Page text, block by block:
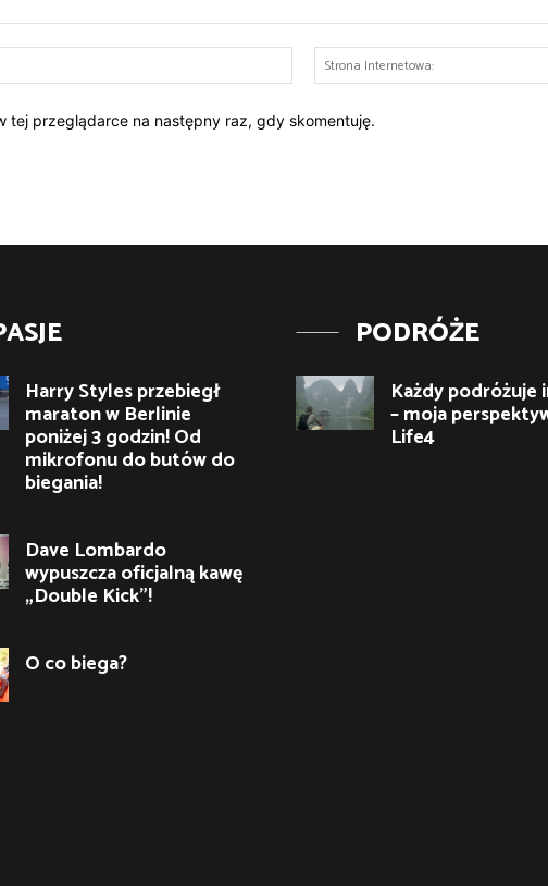
mail:*
tej przeglądarce na następny raz, gdy skomentuję.
Harry Styles przebiegł
maraton w Berlinie
poniżej 3 godzin! Od
mikrofonu do butów do
biegania!
Dave Lombardo
wypuszcza oficjalną kawę
„Double Kick”!
O co biega?
PODRÓŻE
Każdy podróżuje
– moja
Life4